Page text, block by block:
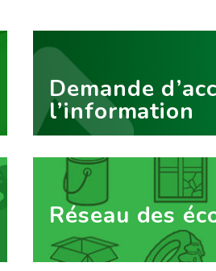
Demande
l’information
Réseau des